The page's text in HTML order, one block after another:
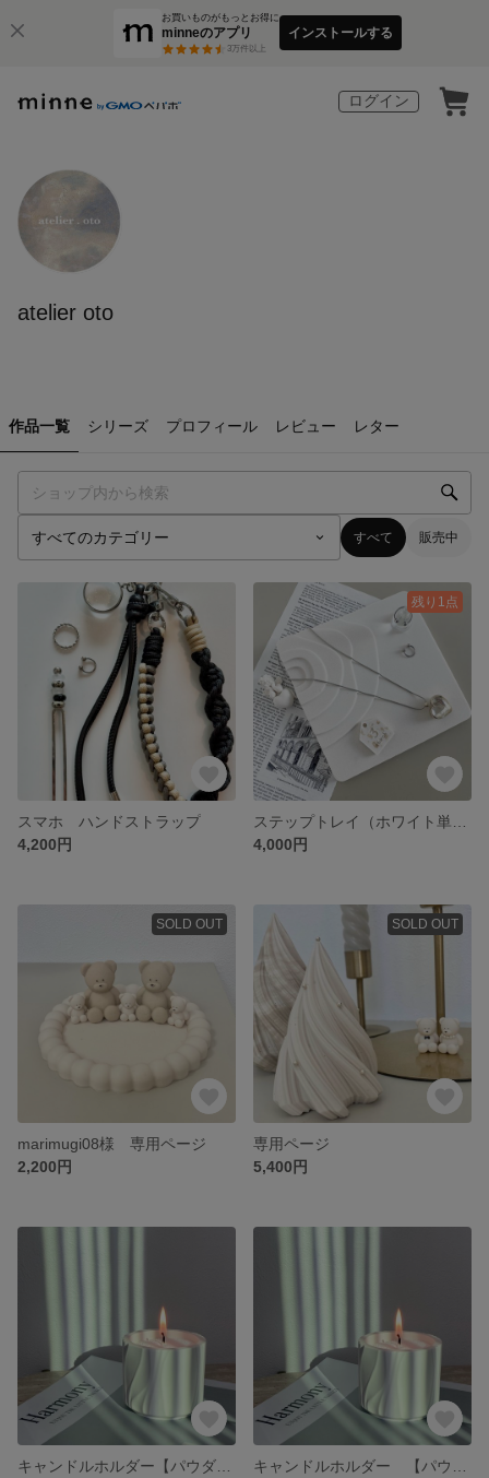
お買いものがもっとお得に
minneのアプリ
3万件以上
インストールする
ログイン
atelier oto
作品一覧 シリーズ プロフィール レビュー レター
すべて 販売中
スマホ ハンドストラップ
4,200円
残り1点
4,000円
SOLD OUT
marimugi08様 専用ページ
2,200円
SOLD OUT
専用ページ
5,400円